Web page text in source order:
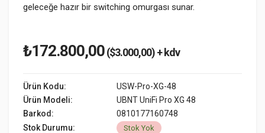
geleceğe hazır bir switching omurgası sunar.
₺172.800,00($3.000,00) + kdv
Ürün Kodu:
USW-Pro-XG-48
Ürün Modeli:
UBNT UniFi Pro XG 48
Barkod:
0810177160748
Stok Durumu:
Stok Yok